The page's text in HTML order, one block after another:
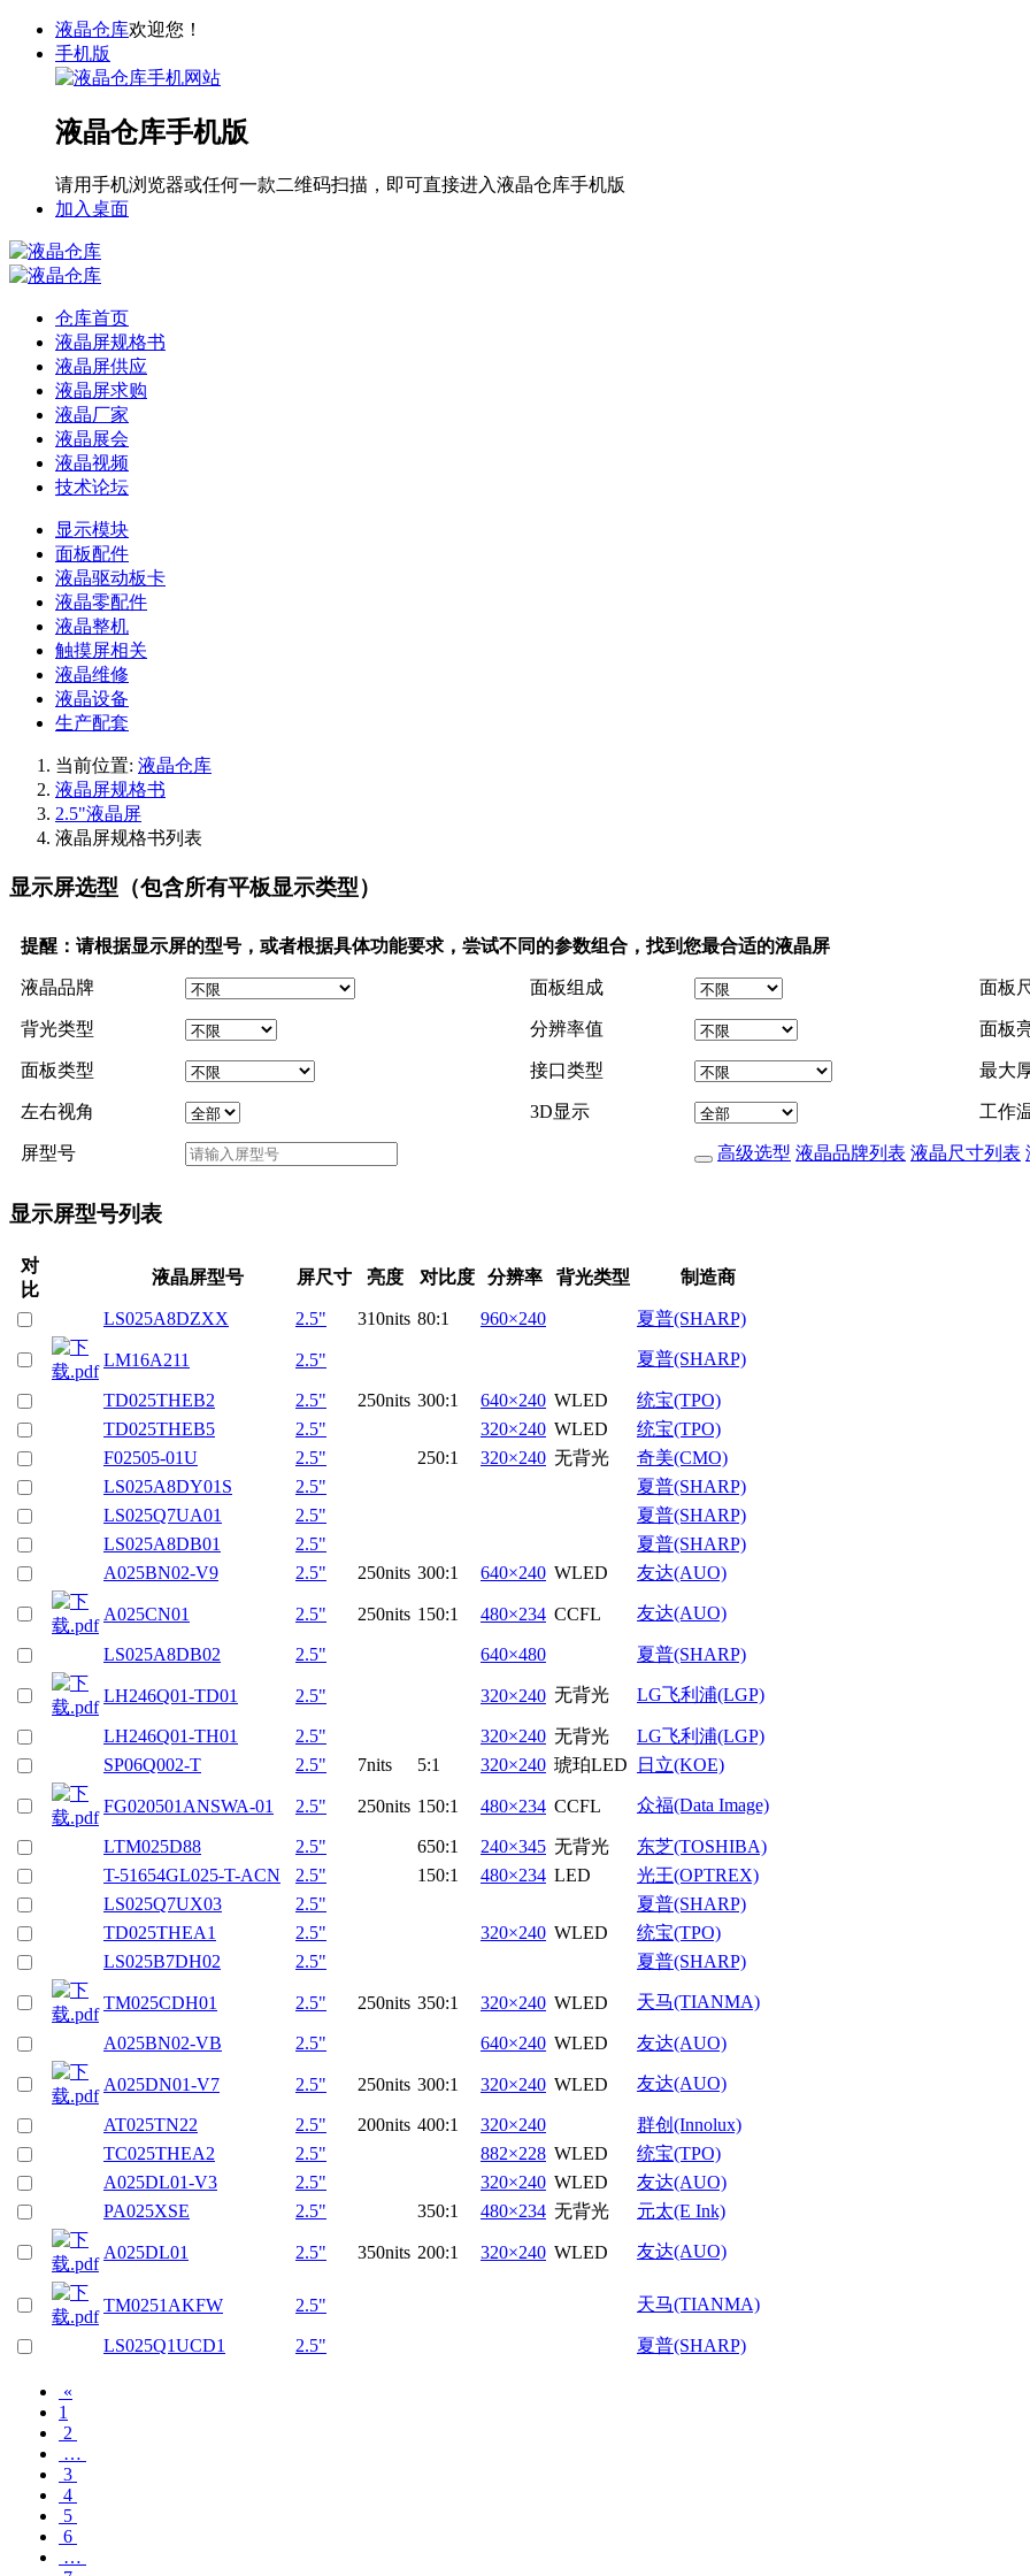
液晶仓库欢迎您！
手机版
液晶仓库手机版
请用手机浏览器或任何一款二维码扫描，即可直接进入液晶仓库手机版
加入桌面
仓库首页
液晶屏规格书
液晶屏供应
液晶屏求购
液晶厂家
液晶展会
液晶视频
技术论坛
显示模块
面板配件
液晶驱动板卡
液晶零配件
液晶整机
触摸屏相关
液晶维修
液晶设备
生产配套
当前位置: 液晶仓库
液晶屏规格书
2.5"液晶屏
液晶屏规格书列表
显示屏选型（包含所有平板显示类型）
提醒：请根据显示屏的型号，或者根据具体功能要求，尝试不同的参数组合，找到您最合适的液晶屏
液晶品牌 面板组成 面板
背光类型 分辨率值 面板
面板类型 接口类型 最大
左右视角 3D显示 工作
屏型号 高级选型 液晶品牌列表 液晶尺寸列表
显示屏型号列表
对
比
液晶屏型号 屏尺寸 亮度 对比度 分辨率 背光类型 制造商
LS025A8DZXX 2.5" 310nits 80:1 960×240 夏普(SHARP)
LM16A211 2.5" 夏普(SHARP)
TD025THEB2 2.5" 250nits 300:1 640×240 WLED
统宝(TPO)
TD025THEB5
2.5" 320×240 WLED
统宝(TPO)
F02505-01U
2.5" 250:1 320×240 无背光
奇美(CMO)
LS025A8DY01S
2.5"
夏普(SHARP)
LS025Q7UA01
2.5"
夏普(SHARP)
LS025A8DB01
2.5"
夏普(SHARP)
A025BN02-V9
2.5" 250nits 300:1 640×240 WLED 友达(AUO)
A025CN01 2.5" 250nits 150:1 480×234 CCFL 友达(AUO)
LS025A8DB02 2.5" 640×480 夏普(SHARP)
LH246Q01-TD01 2.5" 320×240 无背光 LG飞利浦(LGP)
LH246Q01-TH01 2.5" 320×240 无背光
LG飞利浦(LGP)
SP06Q002-T
2.5" 7nits 5:1 320×240 琥珀LED 日立(KOE)
FG020501ANSWA-01 2.5" 250nits 150:1 480×234 CCFL 众福(Data Image)
LTM025D88 2.5" 650:1 240×345 无背光
东芝(TOSHIBA)
T-51654GL025-T-ACN
2.5" 150:1 480×234 LED
光王(OPTREX)
LS025Q7UX03
2.5"
夏普(SHARP)
TD025THEA1
2.5" 320×240 WLED
统宝(TPO)
LS025B7DH02
2.5" 夏普(SHARP)
TM025CDH01 2.5" 250nits 350:1 320×240 WLED 天马(TIANMA)
A025BN02-VB 2.5" 640×240 WLED 友达(AUO)
A025DN01-V7 2.5" 250nits 300:1 320×240 WLED 友达(AUO)
AT025TN22 2.5" 200nits 400:1 320×240
群创(Innolux)
TC025THEA2
2.5" 882×228 WLED
统宝(TPO)
A025DL01-V3
2.5" 320×240 WLED
友达(AUO)
PA025XSE
2.5" 350:1 480×234 无背光 元太(E Ink)
A025DL01 2.5" 350nits 200:1 320×240 WLED 友达(AUO)
TM0251AKFW 2.5" 天马(TIANMA)
LS025Q1UCD1 2.5" 夏普(SHARP)
«
1
2
…
3
4
5
6
…